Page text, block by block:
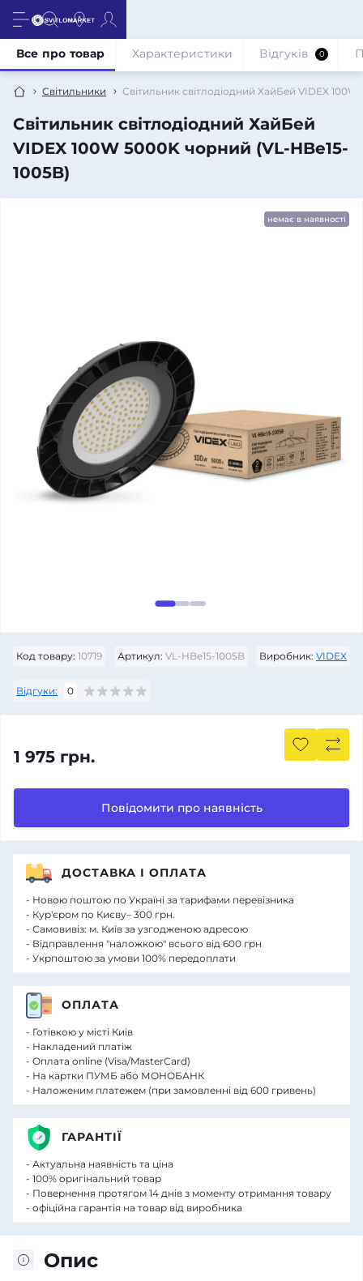
Світильники Світильник світлодіодний ХайБей VIDEX
Світильник світлодіодний ХайБей
VIDEX 100W 5000K чорний (VL-HBe15-
1005B)
Все про товар Характеристики Відгуків 0
немає в наявності
Код товару: 10719 Артикул: VL-HBe15-1005B Виробник: VIDEX
Відгуки: 0
1 975 грн.
Повідомити про наявність
Опис
ДОСТАВКА І ОПЛАТА
- Новою поштою по Україні за тарифами перевізника
- Кур'єром по Києву– 300 грн.
- Самовивіз: м. Київ за узгодженою адресою
- Відправлення "наложкою" всього від 600 грн
- Укрпоштою за умови 100% передоплати
ОПЛАТА
- Готівкою у місті Київ
- Накладений платіж
- Оплата online (Visa/MasterCard)
- На картки ПУМБ або МОНОБАНК
- Наложеним платежем (при замовленні від 600 гривень)
ГАРАНТІЇ
- Актуальна наявність та ціна
- 100% оригінальний товар
- Повернення протягом 14 днів з моменту отримання товару
- офіційна гарантія на товар від виробника